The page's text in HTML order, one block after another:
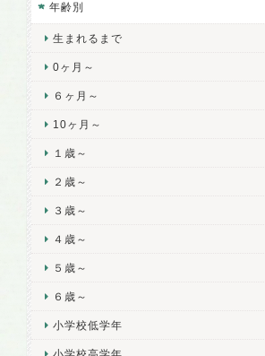
年齢別
生まれるまで
0ヶ月～
６ヶ月～
10ヶ月～
１歳～
２歳～
３歳～
４歳～
５歳～
６歳～
小学校低学年